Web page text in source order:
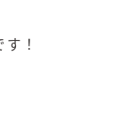
！